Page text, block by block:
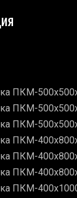
ПКМ-
ПКМ-
ПКМ-
ПКМ-
ПКМ-
ПКМ-
ПКМ-